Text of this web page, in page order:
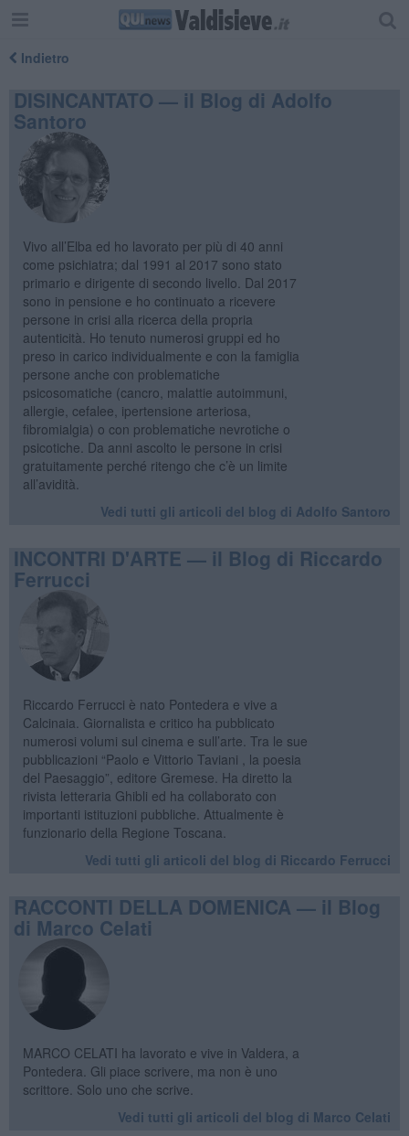
Indietro
DISINCANTATO — il Blog di Adolfo
Santoro
Vivo all’Elba ed ho lavorato per più di 40 anni
come psichiatra; dal 1991 al 2017 sono stato
primario e dirigente di secondo livello. Dal 2017
sono in pensione e ho continuato a ricevere
persone in crisi alla ricerca della propria
autenticità. Ho tenuto numerosi gruppi ed ho
preso in carico individualmente e con la famiglia
persone anche con problematiche
psicosomatiche (cancro, malattie autoimmuni,
allergie, cefalee, ipertensione arteriosa,
fibromialgia) o con problematiche nevrotiche o
psicotiche. Da anni ascolto le persone in crisi
gratuitamente perché ritengo che c’è un limite
all’avidità.
Vedi tutti gli articoli del blog di Adolfo Santoro
INCONTRI D'ARTE — il Blog di Riccardo
Ferrucci
Riccardo Ferrucci è nato Pontedera e vive a
Calcinaia. Giornalista e critico ha pubblicato
numerosi volumi sul cinema e sull’arte. Tra le sue
pubblicazioni “Paolo e Vittorio Taviani , la poesia
del Paesaggio”, editore Gremese. Ha diretto la
rivista letteraria Ghibli ed ha collaborato con
importanti istituzioni pubbliche. Attualmente è
funzionario della Regione Toscana.
Vedi tutti gli articoli del blog di Riccardo Ferrucci
RACCONTI DELLA DOMENICA — il Blog
di Marco Celati
MARCO CELATI ha lavorato e vive in Valdera, a
Pontedera. Gli piace scrivere, ma non è uno
scrittore. Solo uno che scrive.
Vedi tutti gli articoli del blog di Marco Celati